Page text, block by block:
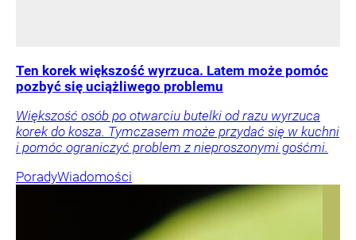
Ten korek większość wyrzuca. Latem może pomóc
pozbyć się uciążliwego problemu
Większość osób po otwarciu butelki od razu wyrzuca
korek do kosza. Tymczasem może przydać się w kuchni
i pomóc ograniczyć problem z nieproszonymi gośćmi.
PoradyWiadomości